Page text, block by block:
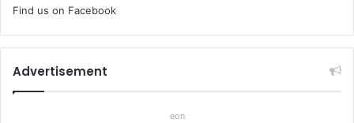
Find us on Facebook
Advertisement
eon